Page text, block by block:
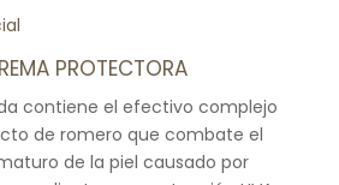
PROTECTORA
contiene el efectivo complejo
de romero que combate el
de la piel causado por